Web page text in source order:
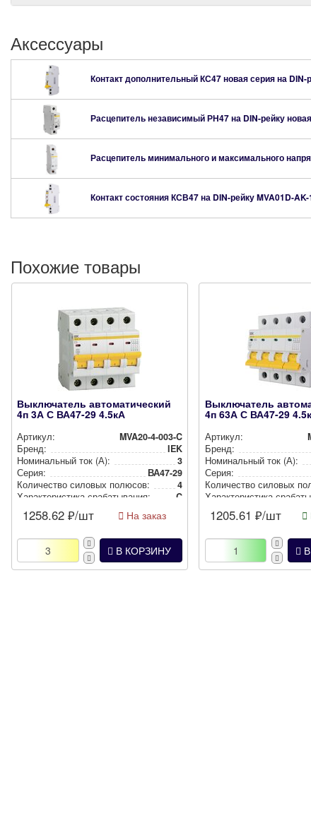
Аксессуары
Контакт дополнительный КС47 новая серия на DIN-
Расцепитель независимый РН47 на DIN-рейку
Расцепитель минимального и максимального
Контакт состояния КСВ47 на DIN-рейкуMVA01D-AK-
Похожие товары
Выключатель автоматический
4п 3А С ВА47-29 4.5кА
Артикул:
MVA20-4-003-C
Бренд:
IEK
Номи­наль­ный ток (А):
3
Серия:
ВА47-29
Количество силовых полюсов:
4
Харак­те­рис­ти­ка сра­ба­ты­ва­ния:
C
1258.62 ₽/шт На заказ
В КОРЗИНУ
Выключатель
4п 63А С ВА47-29
Артикул:
Бренд:
Номи­наль­ный ток (А):
Серия:
Количество силовых
Харак­те­рис­ти­ка
1205.61 ₽/шт